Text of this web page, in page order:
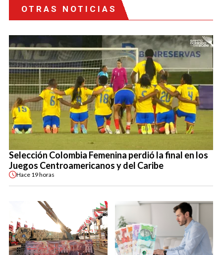
OTRAS NOTICIAS
Selección Colombia Femenina perdió la final en los
Juegos Centroamericanos y del Caribe
Hace 19 horas